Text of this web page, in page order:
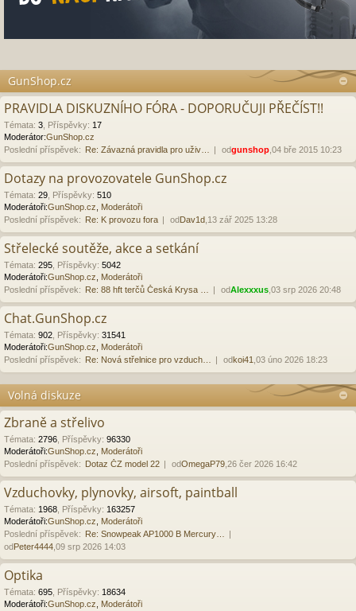
GunShop.cz
PRAVIDLA DISKUZNÍHO FÓRA - DOPORUČUJI PŘEČÍST!!
Témata: 3 Příspěvky: 17
Moderátor:GunShop.cz
Poslední příspěvek: Re: Závazná pravidla pro uživ… odgunshop ,04 bře 2015 10:23
Dotazy na provozovatele GunShop.cz
Témata: 29 Příspěvky: 510
Moderátoři:GunShop.cz
Moderátoři
Poslední příspěvek: Re: K provozu fora odDav1d ,13 zář 2025 13:28
Střelecké soutěže, akce a setkání
Témata: 295 Příspěvky: 5042
Moderátoři:GunShop.cz
Moderátoři
Poslední příspěvek: Re: 88 hft terčů Česká Krysa … odAlexxxus ,03 srp 2026 20:48
Chat.GunShop.cz
Témata: 902 Příspěvky: 31541
Moderátoři:GunShop.cz
Moderátoři
Poslední příspěvek: Re: Nová střelnice pro vzduch… odkoi41 ,03 úno 2026 18:23
Volná diskuze
Zbraně a střelivo
Témata: 2796 Příspěvky: 96330
Moderátoři:GunShop.cz
Moderátoři
Poslední příspěvek: Dotaz ČZ model 22 odOmegaP79 ,26 čer 2026 16:42
Vzduchovky, plynovky, airsoft, paintball
Témata: 1968 Příspěvky: 163257
Moderátoři:GunShop.cz
Moderátoři
Poslední příspěvek: Re: Snowpeak AP1000 B Mercury…
odPeter4444 ,09 srp 2026 14:03
Optika
Témata: 695 Příspěvky: 18634
Moderátoři:GunShop.cz
Moderátoři